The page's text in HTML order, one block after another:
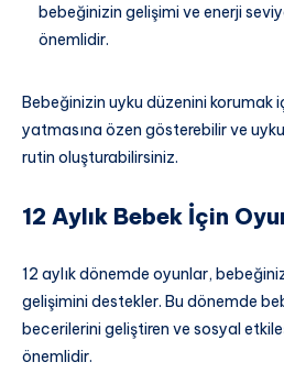
bebeğinizin gelişimi ve enerji
önemlidir.
Bebeğinizin uyku düzenini korumak
yatmasına özen gösterebilir ve
rutin oluşturabilirsiniz.
12 Aylık Bebek İçin
12 aylık dönemde oyunlar,
gelişimini destekler. Bu dönemde
becerilerini geliştiren ve sosyal
önemlidir.